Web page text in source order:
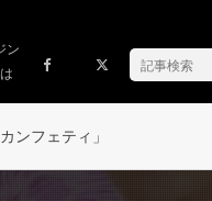
ン
ンフェティ」